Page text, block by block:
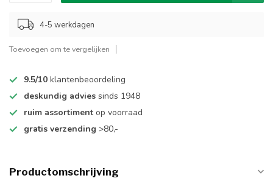
4-5 werkdagen
Toevoegen om te vergelijken
9.5/10 klantenbeoordeling
deskundig advies sinds 1948
ruim assortiment op voorraad
gratis verzending >80,-
Productomschrijving